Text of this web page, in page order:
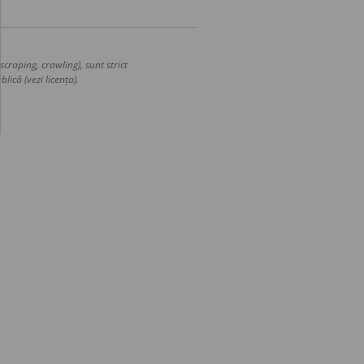
crawling), sunt strict
(vezi licența).